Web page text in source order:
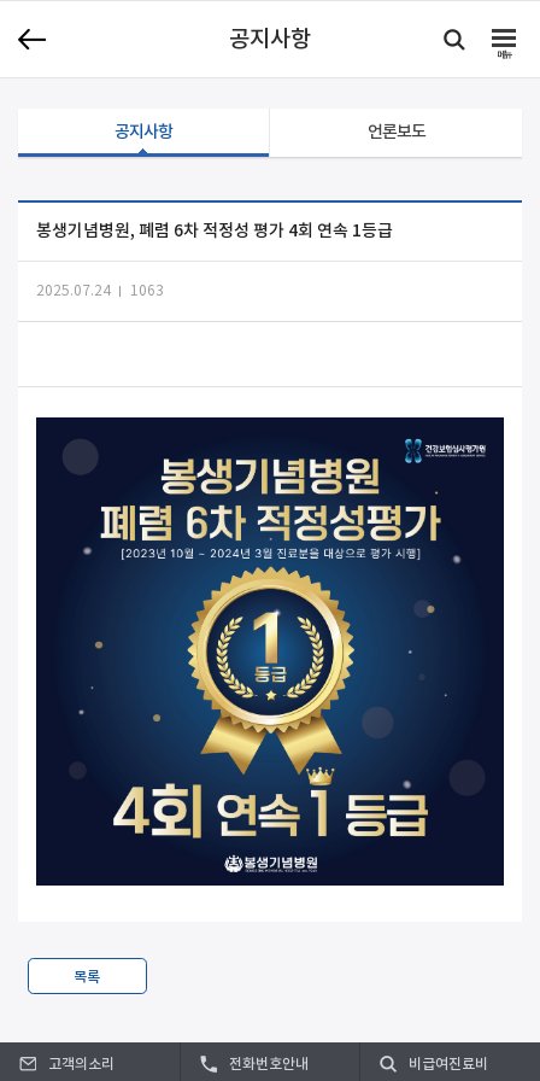
공지사항
메뉴
공지사항 언론보도
봉생기념병원, 폐렴 6차 적정성 평가 4회 연속 1등급
2025.07.24 1063
목록
고객의소리 전화번호안내 비급여진료비